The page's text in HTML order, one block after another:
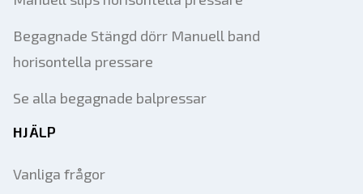
Begagnade Stängd dörr Manuell band
horisontella pressare
Se alla begagnade balpressar
HJÄLP
Vanliga frågor